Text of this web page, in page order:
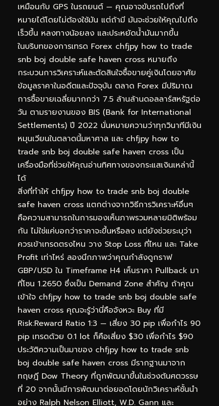
เหมือนกับ GPS ในรถยนต์ — คุณอาจขับรถไปถึงที่
หมายได้โดยไม่ต้องใช้มัน แต่ถ้ามี มันจะช่วยให้คุณไปถึง
เร็วขึ้น หลงทางน้อยลง และประหยัดน้ำมันมากขึ้น
ในบริบทของการเทรด Forex chfjpy how to trade
snb boj double safe haven cross หมายถึง
กระบวนการวิเคราะห์และตัดสินใจซื้อขายคู่เงินโดยอาศัย
ข้อมูลราคาในอดีตและปัจจุบัน ตลาด Forex มีปริมาณ
การซื้อขายเฉลี่ยมากกว่า 7.5 ล้านล้านดอลลาร์สหรัฐต่อ
วัน ตามรายงานของ BIS (Bank for International
Settlements) ปี 2022 นั่นหมายความว่าทุกวินาทีมีเงิน
หมุนเวียนในตลาดนี้มหาศาล และ chfjpy how to
trade snb boj double safe haven cross เป็น
เครื่องมือที่ช่วยให้คุณอ่านทิศทางของกระแสเงินเหล่านี้
ได้
สิ่งที่ทำให้ chfjpy how to trade snb boj double
safe haven cross แตกต่างจากวิธีการวิเคราะห์อื่นๆ
คือความสามารถในการมองเห็นภาพรวมหลายมิติพร้อม
กัน ไม่ใช่แค่บอกว่าราคาจะขึ้นหรือลง แต่ยังช่วยระบุว่า
ควรเข้าเทรดตรงไหน วาง Stop Loss ที่ไหน และ Take
Profit เท่าไหร่ ลองนึกภาพว่าคุณกำลังดูกราฟ
GBP/USD ใน Timeframe H4 เห็นราคา Pullback มา
ที่โซน 1.2650 ซึ่งเป็น Demand Zone สำคัญ ถ้าคุณ
เข้าใจ chfjpy how to trade snb boj double safe
haven cross คุณจะรู้ว่านี่คือจังหวะ Buy ที่มี
Risk:Reward Ratio 1:3 — เสี่ยง 30 pip เพื่อกำไร 90
pip เทรดด้วย 0.1 lot ก็คือเสี่ยง $30 เพื่อกำไร $90
ประวัติความเป็นมาของ chfjpy how to trade snb
boj double safe haven cross มีรากฐานมาจาก
ทฤษฎี Dow Theory ที่ถูกพัฒนาขึ้นในช่วงต้นศตวรรษ
ที่ 20 จากนั้นมีการพัฒนาต่อยอดโดยนักวิเคราะห์ชั้นนำ
อย่าง Ralph Nelson Elliott, W.D. Gann และ